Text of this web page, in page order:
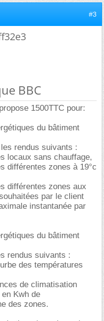
#3
BBC
1500TTC pour:
du bâtiment
rendus suivants :
locaux sans chauffage,
différentes zones à 19°c
différentes zones aux
par le client
instantanée par
du bâtiment
rendus suivants :
des températures
de climatisation
Kwh de
des zones.